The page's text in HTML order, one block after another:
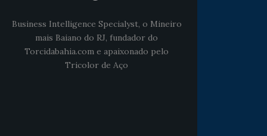
Business Intelligence Specialyst, o Mineiro
mais Baiano do RJ, fundador do
Torcidabahia.com e apaixonado pelo
Tricolor de Aço